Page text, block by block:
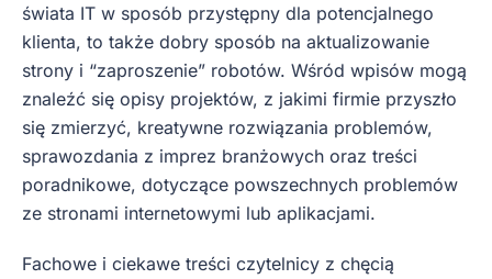
świata IT w sposób przystępny dla potencjalnego
klienta, to także dobry sposób na aktualizowanie
strony i “zaproszenie” robotów. Wśród wpisów mogą
znaleźć się opisy projektów, z jakimi firmie przyszło
się zmierzyć, kreatywne rozwiązania problemów,
sprawozdania z imprez branżowych oraz treści
poradnikowe, dotyczące powszechnych problemów
ze stronami internetowymi lub aplikacjami.
Fachowe i ciekawe treści czytelnicy z chęcią